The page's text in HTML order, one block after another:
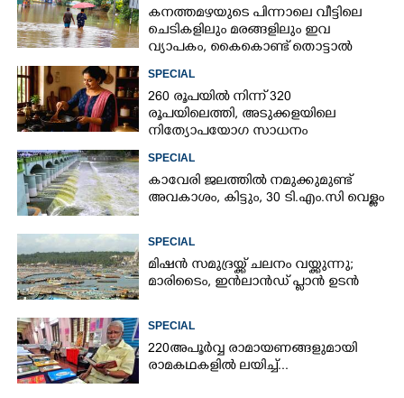
കനത്തമഴയുടെ പിന്നാലെ വീട്ടിലെ
ചെടികളിലും മരങ്ങളിലും ഇവ
വ്യാപകം, കൈകൊണ്ട് തൊട്ടാൽ
രോഗമുറപ്പ്
SPECIAL
260 രൂപയിൽ നിന്ന് 320
രൂപയിലെത്തി, അടുക്കളയിലെ
നിത്യോപയോഗ സാധനം
വാങ്ങിയാൽ കൈപൊള്ളും
SPECIAL
കാവേരി ജലത്തിൽ നമുക്കുമുണ്ട്
അവകാശം, കിട്ടും, 30 ടി.എം.സി വെള്ളം
SPECIAL
മിഷൻ സമുദ്ര‌യ്ക്ക് ചലനം വയ്ക്കുന്നു;
മാരിടൈം, ഇൻലാൻഡ് പ്ലാൻ ഉടൻ
SPECIAL
220 അപൂർവ്വ രാമായണങ്ങളുമായി
രാമകഥകളിൽ ലയിച്ച്...